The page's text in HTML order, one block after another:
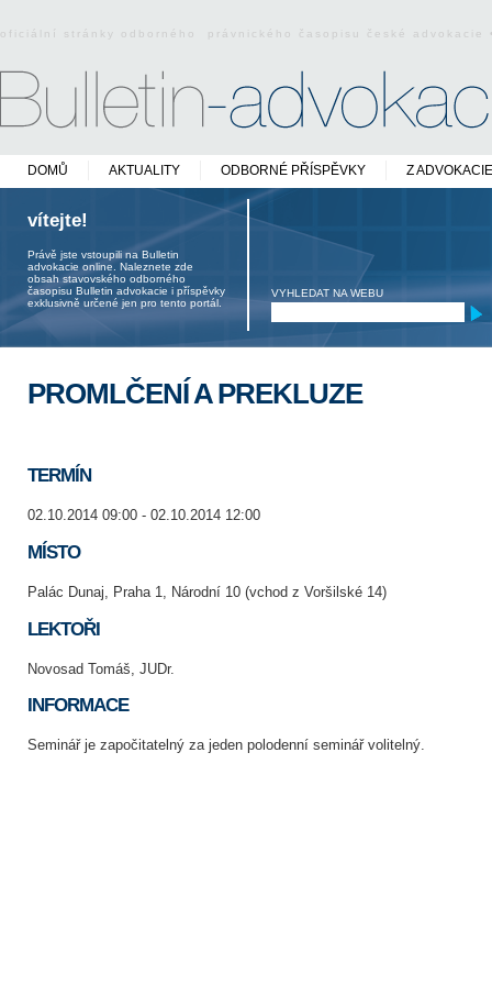
oficiální stránky odborného právnického časopisu české
DOMŮ AKTUALITY ODBORNÉ PŘÍSPĚVKY Z ADVOKACIE
vítejte!
Právě jste vstoupili na Bulletin
advokacie online. Naleznete zde
obsah stavovského odborného
časopisu Bulletin advokacie i příspěvky
exklusivně určené jen pro tento portál.
VYHLEDAT NA WEBU
PROMLČENÍ A PREKLUZE
TERMÍN
02.10.2014 09:00 - 02.10.2014 12:00
MÍSTO
Palác Dunaj, Praha 1, Národní 10 (vchod z Voršilské 14)
LEKTOŘI
Novosad Tomáš, JUDr.
INFORMACE
Seminář je započitatelný za jeden polodenní seminář volitelný.